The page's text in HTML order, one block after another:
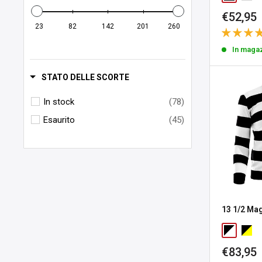
23 82 142 201 260
STATO DELLE SCORTE
In stock
(78)
Esaurito
(45)
Prezzo
€52,95
In
13 1/2
Prezzo
€83,95